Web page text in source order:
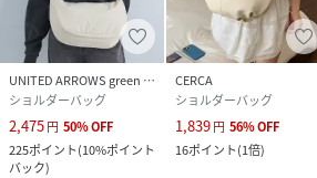
UNITED ARROWS green label relaxing
ショルダーバッグ
2,475円 50%OFF
225ポイント(10%ポイント
バック)
CERCA
ショルダーバッグ
1,839円 56%OFF
16ポイント(1倍)